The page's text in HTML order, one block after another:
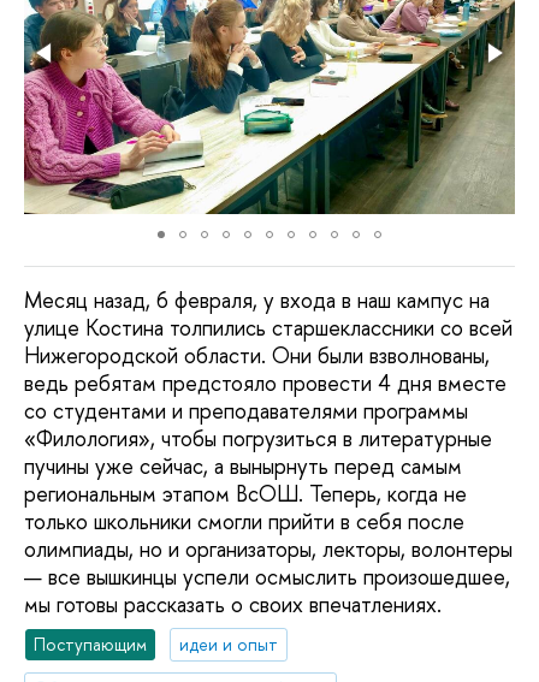
Месяц назад, 6 февраля, у входа в наш кампус на
улице Костина толпились старшеклассники со всей
Нижегородской области. Они были взволнованы,
ведь ребятам предстояло провести 4 дня вместе
со студентами и преподавателями программы
«Филология», чтобы погрузиться в литературные
пучины уже сейчас, а вынырнуть перед самым
региональным этапом ВсОШ. Теперь, когда не
только школьники смогли прийти в себя после
олимпиады, но и организаторы, лекторы, волонтеры
— все вышкинцы успели осмыслить произошедшее,
мы готовы рассказать о своих впечатлениях.
Поступающим
идеи и опыт